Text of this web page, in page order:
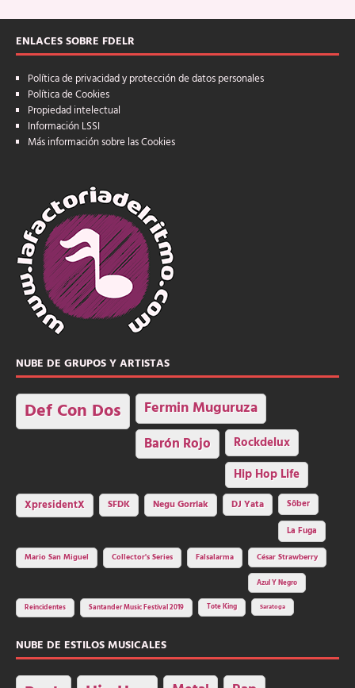
ENLACES SOBRE FDELR
Política de privacidad y protección de datos personales
Política de Cookies
Propiedad intelectual
Información LSSI
Más información sobre las Cookies
NUBE DE GRUPOS Y ARTISTAS
Def Con Dos Fermin Muguruza
Barón Rojo Rockdelux
Hip Hop Life
XpresidentX SFDK Negu Gorriak DJ Yata
Sôber
La Fuga
Mario San Miguel
Collector's Series Falsalarma César Strawberry
Azul Y Negro
Reincidentes Santander Music Festival 2019 Tote King Saratoga
NUBE DE ESTILOS MUSICALES